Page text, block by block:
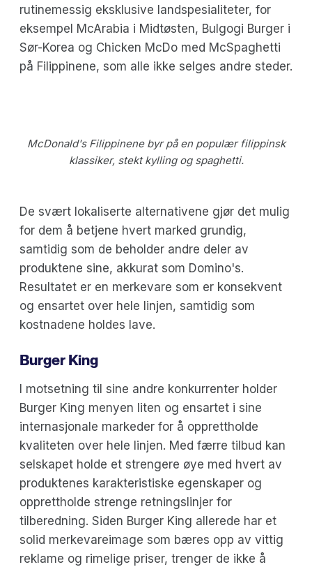
rutinemessig eksklusive landspesialiteter, for
eksempel McArabia i Midtøsten, Bulgogi Burger i
Sør-Korea og Chicken McDo med McSpaghetti
på Filippinene, som alle ikke selges andre steder.
McDonald's Filippinene byr på en populær filippinsk
klassiker, stekt kylling og spaghetti.
De svært lokaliserte alternativene gjør det mulig
for dem å betjene hvert marked grundig,
samtidig som de beholder andre deler av
produktene sine, akkurat som Domino's.
Resultatet er en merkevare som er konsekvent
og ensartet over hele linjen, samtidig som
kostnadene holdes lave.
Burger King
I motsetning til sine andre konkurrenter holder
Burger King menyen liten og ensartet i sine
internasjonale markeder for å opprettholde
kvaliteten over hele linjen. Med færre tilbud kan
selskapet holde et strengere øye med hvert av
produktenes karakteristiske egenskaper og
opprettholde strenge retningslinjer for
tilberedning. Siden Burger King allerede har et
solid merkevareimage som bæres opp av vittig
reklame og rimelige priser, trenger de ikke å